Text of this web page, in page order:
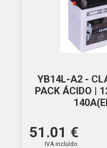
YB14L-A2 -
PACK ÁCIDO |
51.01 €
IVA incluído.